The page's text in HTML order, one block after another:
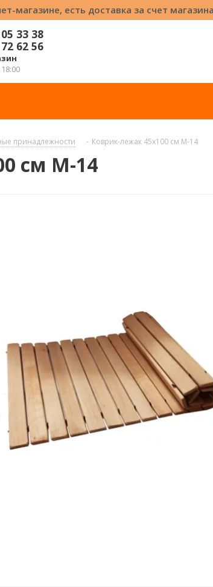
магазине, есть доставка за счет
33 38
62 56
принадлежности - Коврик-лежак 45x100 см М-14
см М-14